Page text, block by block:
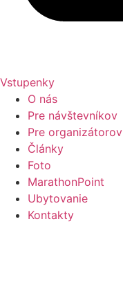
Vstupenky
O nás
Pre návštevníkov
Pre organizátorov
Články
Foto
MarathonPoint
Ubytovanie
Kontakty